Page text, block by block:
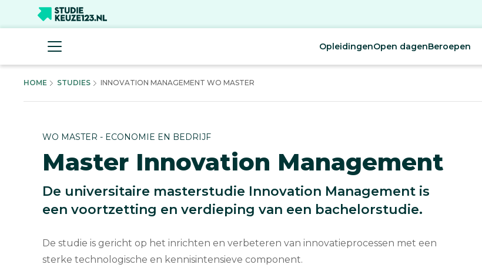
OpleidingenOpen dagenBeroepen
HOME STUDIES INNOVATION MANAGEMENT WO MASTER
WO MASTER - ECONOMIE EN BEDRIJF
Master Innovation Management
De universitaire masterstudie Innovation Management is
een voortzetting en verdieping van een bachelorstudie.
De studie is gericht op het inrichten en verbeteren van innovatieprocessen met een
sterke technologische en kennisintensieve component.